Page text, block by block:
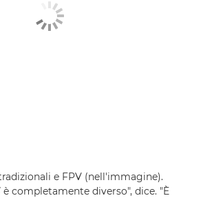
e FPV (nell'immagine).
è completamente diverso", dice. "È